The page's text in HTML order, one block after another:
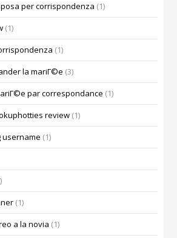
per corrispondenza (1)
(1)
(1)
la mariГ©e (3)
par correspondance (1)
review (1)
username (1)
(1)
a la novia (1)